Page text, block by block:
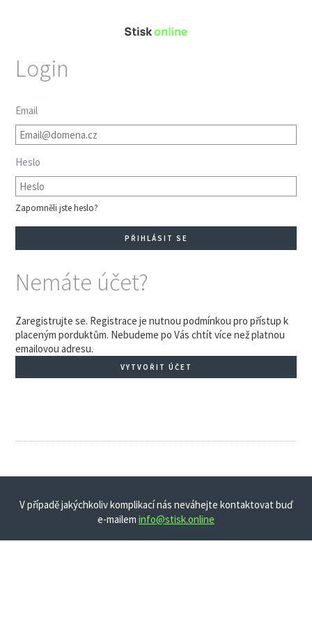
Login
Email
Heslo
Zapomněli jste heslo?
Nemáte účet?
Zaregistrujte se. Registrace je nutnou podmínkou pro přístup k
placeným porduktům. Nebudeme po Vás chtít více než platnou
emailovou adresu.
VYTVOŘIT ÚČET
V případě jakýchkoliv komplikací nás neváhejte kontaktovat buď
e-mailem info@stisk.online